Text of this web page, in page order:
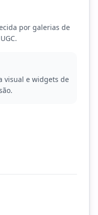
por galerias de
visual e widgets de